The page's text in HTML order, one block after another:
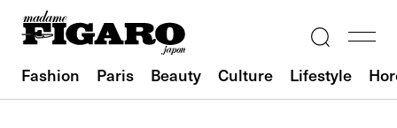
Fashion Paris Beauty Culture Lifestyle